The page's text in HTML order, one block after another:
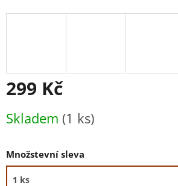
299 Kč
cena:
Skladem (1 ks)
Množstevní sleva
1 ks